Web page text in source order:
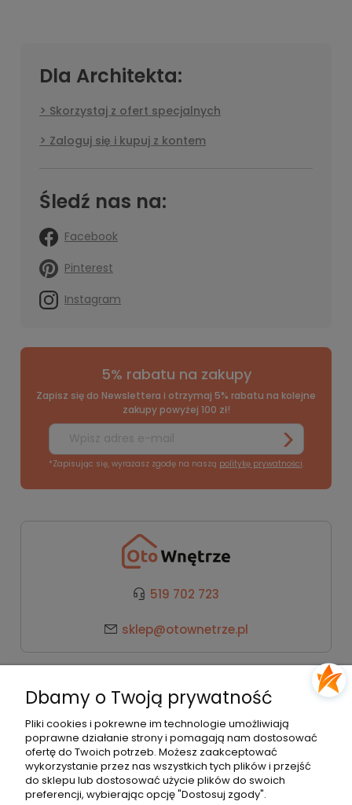
Dla Architekta:
Skorzystaj z ofert specjalnych
Zaloguj się i kupuj z kontem
Śledź nas na:
Facebook
Pinterest
Instagram
5% rabatu na zakupy
Zapisz się do Newslettera i otrzymaj 5% rabatu na kolejne
zakupy powyżej 100 zł!
*Zapisując się, wyrażasz zgodę na naszą politykę prywatności.
519 702 723
sklep@otownetrze.pl
Pomoc
Moje konto
Dbamy o Twoją prywatność
Pliki cookies i pokrewne im technologie umożliwiają
poprawne działanie strony i pomagają nam dostosować
ofertę do Twoich potrzeb. Możesz zaakceptować
wykorzystanie przez nas wszystkich tych plików i przejść
do sklepu lub dostosować użycie plików do swoich
preferencji, wybierając opcję "Dostosuj zgody".